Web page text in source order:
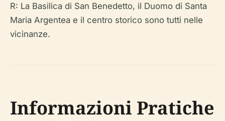
R: La Basilica di San Benedetto, il Duomo di Santa
Maria Argentea e il centro storico sono tutti nelle
vicinanze.
Informazioni Pratiche